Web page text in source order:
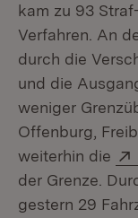
kam zu 93
Verfahren. An
durch die
und die
weniger
Offenburg,
weiterhin die
der Grenze.
gestern 29